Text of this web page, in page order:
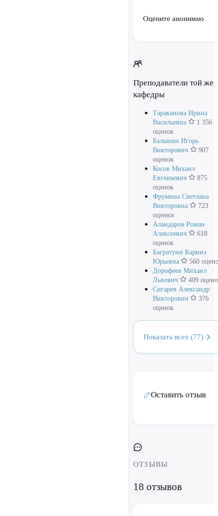
Оцените анонимно
Преподаватели той же
кафедры
Тараканова Ирина
Васильевна
1 356
оценок
Балынин Игорь
Викторович
907
оценок
Косов Михаил
Евгеньевич
875
оценок
Фрумина Светлана
Викторовна
723
оценки
Аландаров Роман
Алексеевич
618
оценок
Багратуни Каринэ
Юрьевна
560
Дорофеев Михаил
Львович
409
Сигарев Александр
Викторович
376
оценок
Показать всех (77)
Оставить отзыв
ОТЗЫВЫ
18 отзывов